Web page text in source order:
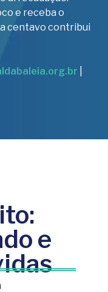
e receba o
centavo contribui
e